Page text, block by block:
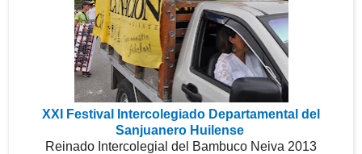
XXI Festival Intercolegiado Departamental del
Sanjuanero Huilense
Reinado Intercolegial del Bambuco Neiva 2013